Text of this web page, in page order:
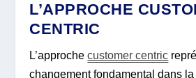
L’APPROCHE
CENTRIC
L’approchecustomer centric
changement fondamental dans